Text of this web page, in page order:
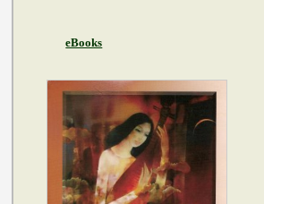
eBooks